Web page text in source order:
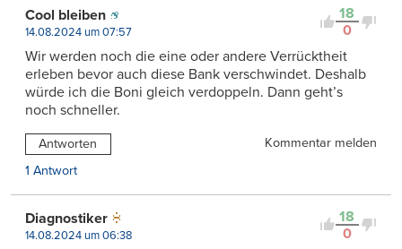
18
0
Cool bleiben
14.08.2024 um 07:57
Wir werden noch die eine oder andere Verrücktheit
erleben bevor auch diese Bank verschwindet. Deshalb
würde ich die Boni gleich verdoppeln. Dann geht’s
noch schneller.
Antworten
Kommentar melden
1 Antwort
18
0
Diagnostiker
14.08.2024 um 06:38